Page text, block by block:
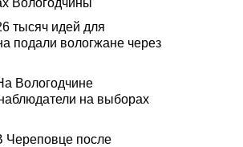
Вологодчины
тысяч идей для
подали вологжане через
Вологодчине
на выборах
Череповце после